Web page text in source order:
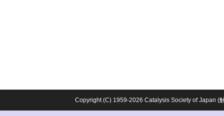
Copyright (C) 1959-2026 Catalysis Society of Japan (